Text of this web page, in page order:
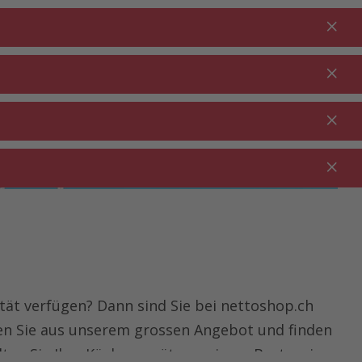
Warenkorb
verfügen? Dann sind Sie bei nettoshop.ch
Sie aus unserem grossen Angebot und finden
Sie Ihre Küchengeräte zu einem Bestpreis.